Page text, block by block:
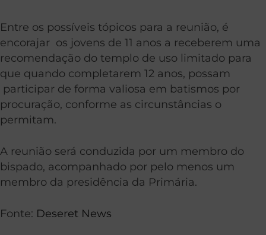
Entre os possíveis tópicos para a reunião, é
encorajar os jovens de 11 anos a receberem uma
recomendação do templo de uso limitado para
que quando completarem 12 anos, possam
participar de forma valiosa em batismos por
procuração, conforme as circunstâncias o
permitam.
A reunião será conduzida por um membro do
bispado, acompanhado por pelo menos um
membro da presidência da Primária.
Fonte: Deseret News